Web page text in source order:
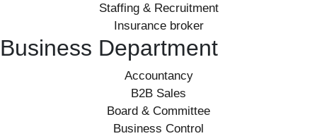
Staffing & Recruitment
Insurance broker
Business Department
Accountancy
B2B Sales
Board & Committee
Business Control